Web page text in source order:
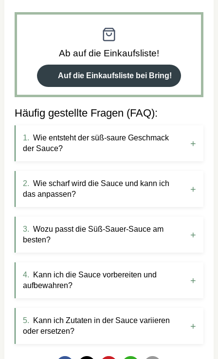
Ab auf die Einkaufsliste!
Auf die Einkaufsliste bei Bring!
Häufig gestellte Fragen (FAQ):
Wie entsteht der süß-saure Geschmack
der Sauce?
Wie scharf wird die Sauce und kann ich
das anpassen?
Wozu passt die Süß-Sauer-Sauce am
besten?
Kann ich die Sauce vorbereiten und
aufbewahren?
Kann ich Zutaten in der Sauce variieren
oder ersetzen?